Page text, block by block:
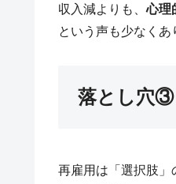
収入減よりも、心理
という声も少なくあ
落とし穴③
再雇用は「選択肢」